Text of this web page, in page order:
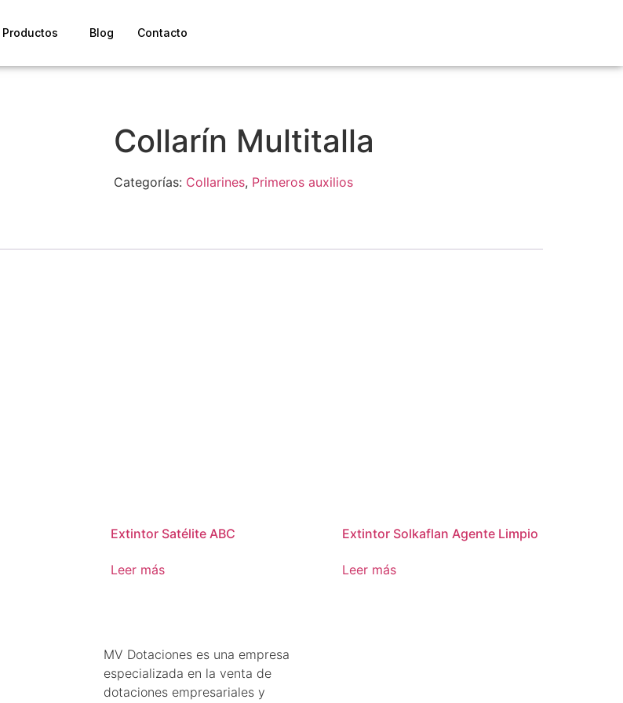
Productos Blog Contacto
Collarín Multitalla
Categorías: Collarines, Primeros auxilios
Extintor Satélite ABC
Leer más
Extintor Solkaflan Agente Limpio
Leer más
MV Dotaciones es una empresa
especializada en la venta de
dotaciones empresariales y